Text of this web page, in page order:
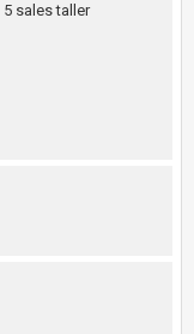
5 sales taller